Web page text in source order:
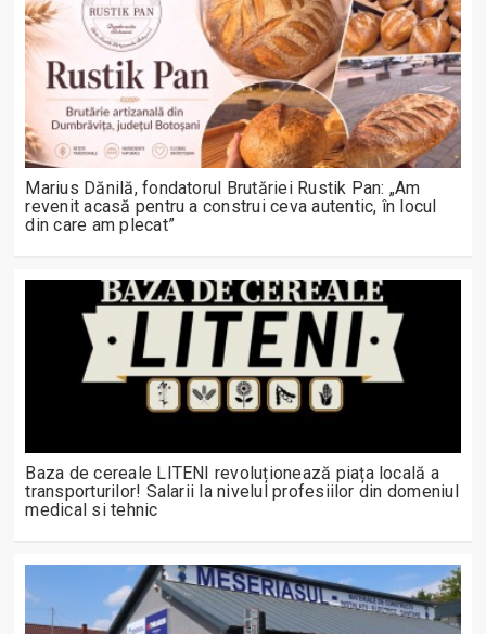
Marius Dănilă, fondatorul Brutăriei Rustik Pan: „Am
revenit acasă pentru a construi ceva autentic, în locul
din care am plecat”
Baza de cereale LITENI revoluționează piața locală a
transporturilor! Salarii la nivelul profesiilor din domeniul
medical si tehnic